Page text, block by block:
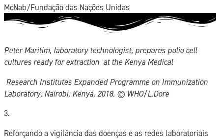
McNab/Fundação das Nações Unidas
Peter Maritim, laboratory technologist, prepares polio cell
cultures ready for extraction at the Kenya Medical
Research Institutes Expanded Programme on Immunization
Laboratory, Nairobi, Kenya, 2018. ©️ WHO/L.Dore
3.
Reforçando a vigilância das doenças e as redes laboratoriais